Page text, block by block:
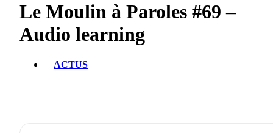
Le Moulin à Paroles #69 –
Audio learning
ACTUS